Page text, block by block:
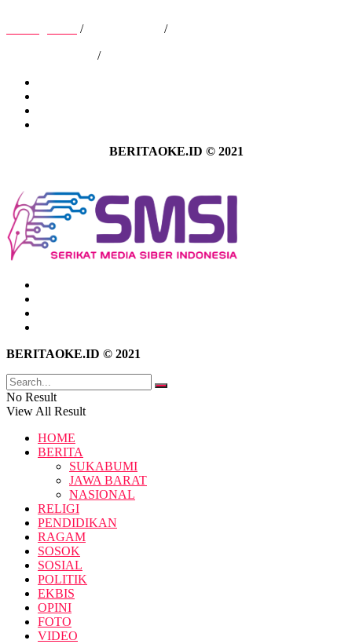
/
/
/
BERITAOKE.ID © 2021
BERITAOKE.ID © 2021
No Result
View All Result
HOME
BERITA
SUKABUMI
JAWA BARAT
NASIONAL
RELIGI
PENDIDIKAN
RAGAM
SOSOK
SOSIAL
POLITIK
EKBIS
OPINI
FOTO
VIDEO